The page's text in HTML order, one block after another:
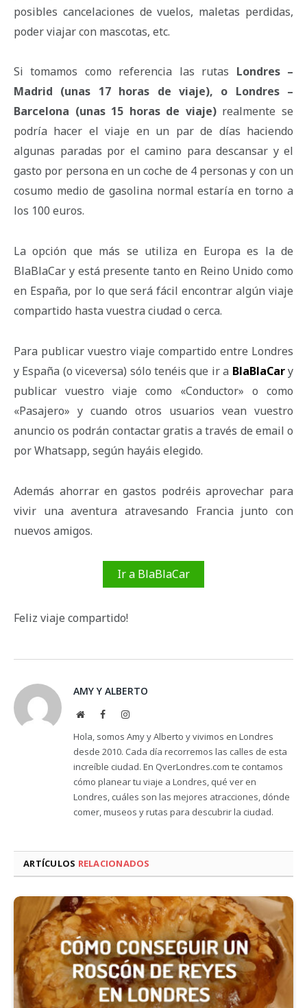
posibles cancelaciones de vuelos, maletas perdidas,
poder viajar con mascotas, etc.
Si tomamos como referencia las rutas Londres –
Madrid (unas 17 horas de viaje), o Londres –
Barcelona (unas 15 horas de viaje)realmente se
podría hacer el viaje en un par de días haciendo
algunas paradas por el camino para descansar y el
gasto por persona en un coche de 4 personas y con un
cosumo medio de gasolina normal estaría en torno a
los 100 euros.
La opción que más se utiliza en Europa es la de
BlaBlaCar y está presente tanto en Reino Unido como
en España, por lo que será fácil encontrar algún viaje
compartido hasta vuestra ciudad o cerca.
Para publicar vuestro viaje compartido entre Londres
y España (o viceversa) sólo tenéis que ir a BlaBlaCar y
publicar vuestro viaje como «Conductor» o como
«Pasajero» y cuando otros usuarios vean vuestro
anuncio os podrán contactar gratis a través de email o
por Whatsapp, según hayáis elegido.
Además ahorrar en gastos podréis aprovechar para
vivir una aventura atravesando Francia junto con
nuevos amigos.
Ir a BlaBlaCar
Feliz viaje compartido!
AMY Y ALBERTO
WebsiteFacebookInstagram
Hola, somos Amy y Alberto y vivimos en Londres
desde 2010. Cada día recorremos las calles de esta
increíble ciudad. En QverLondres.com te contamos
cómo planear tu viaje a Londres, qué ver en
Londres, cuáles son las mejores atracciones, dónde
comer, museos y rutas para descubrir la ciudad.
ARTÍCULOS RELACIONADOS